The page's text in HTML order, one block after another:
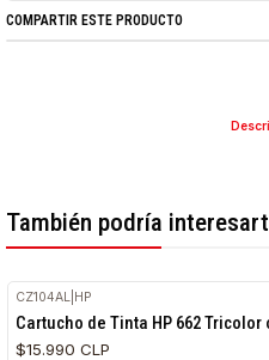
COMPARTIR ESTE PRODUCTO
También podría
CZ104AL HP
Cartucho de Tinta HP 662
$15.990 CLP